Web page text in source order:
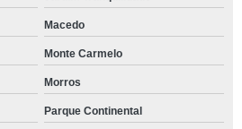
Macedo
Monte Carmelo
Morros
Parque Continental